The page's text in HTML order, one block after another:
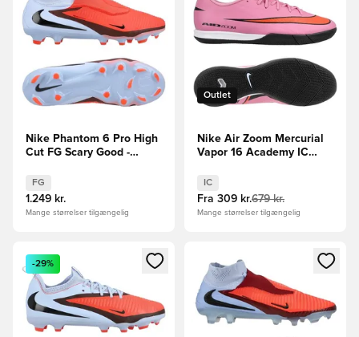
Nike Phantom 6 Pro High
Cut FG Scary Good -
FG
1.249 kr.
Mange størrelser tilgængelig
Outlet
Nike Air Zoom Mercurial
Vapor 16 Academy IC
Pink/Sort/Orange
IC
Fra 309 kr.679 kr.
Mange størrelser tilgængelig
Åbner en Modal til at logge ind eller tilmelde dig som
-29%
Åbner en Modal til at logge